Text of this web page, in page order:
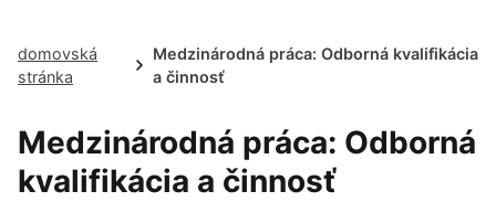
domovská
stránka
Medzinárodná práca: Odborná kvalifikácia
a činnosť
Medzinárodná práca: Odborná
kvalifikácia a činnosť